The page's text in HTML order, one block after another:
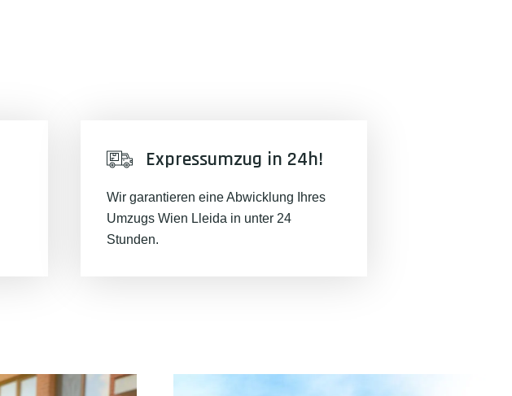
Expressumzug in 24h!
Wir garantieren eine Abwicklung Ihres
Umzugs Wien Lleida in unter 24
Stunden.